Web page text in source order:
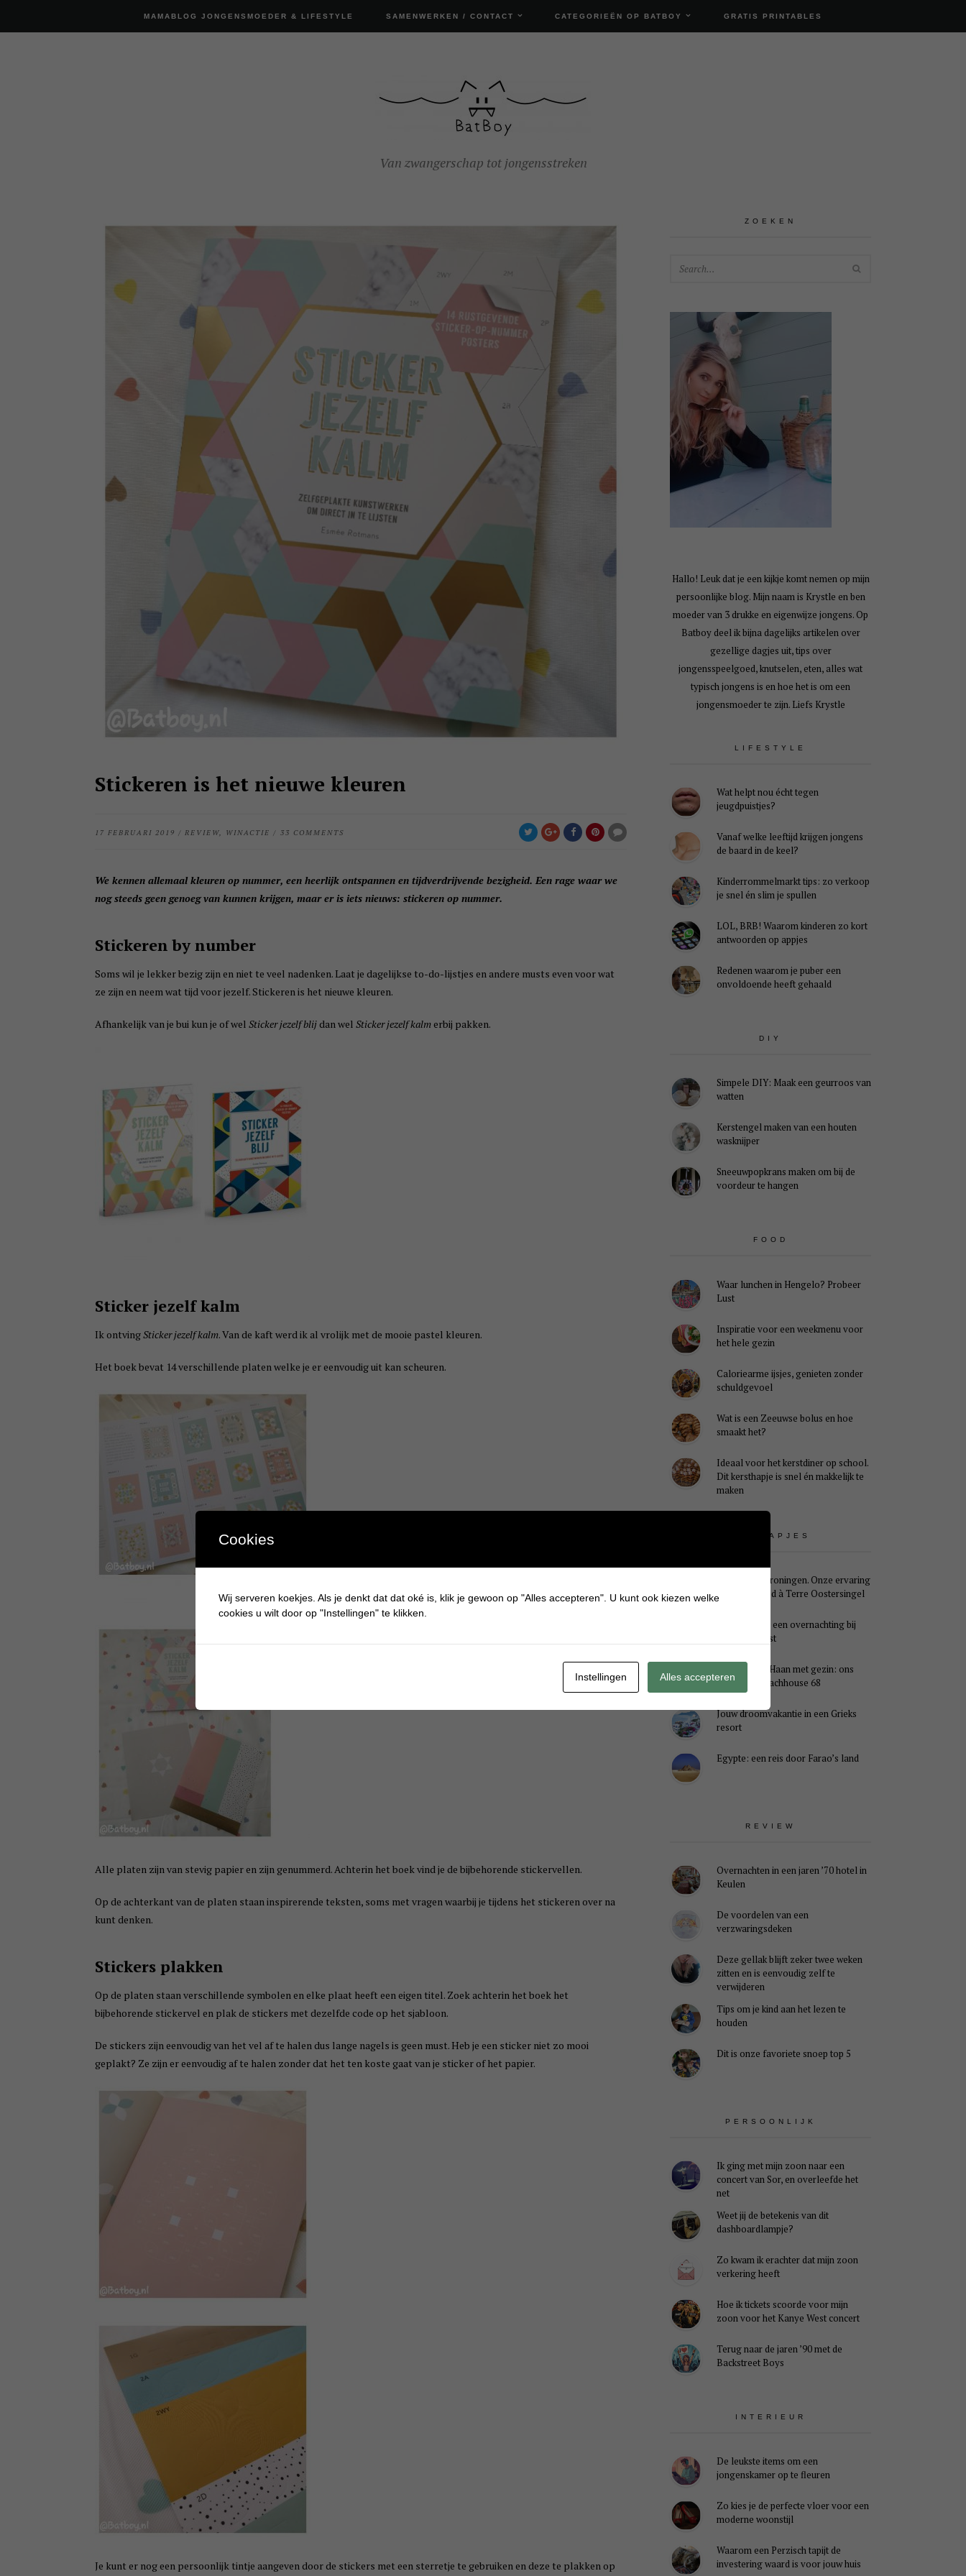
MAMABLOG JONGENSMOEDER & LIFESTYLE SAMENWERKEN / CONTACT CATEGORIEËN OP BATBOY GRATIS PRINTABLES
Van zwangerschap tot jongensstreken
Stickeren is het nieuwe kleuren
17 FEBRUARI 2019 / REVIEW, WINACTIE / 33 COMMENTS
We kennen allemaal kleuren op nummer, een heerlijk ontspannen en tijdverdrijvende bezigheid. Een rage waar we
nog steeds geen genoeg van kunnen krijgen, maar er is iets nieuws: stickeren op nummer.
Stickeren by number
Soms wil je lekker bezig zijn en niet te veel nadenken. Laat je dagelijkse to-do-lijstjes en andere musts even voor wat
ze zijn en neem wat tijd voor jezelf. Stickeren is het nieuwe kleuren.
Afhankelijk van je bui kun je of wel Sticker jezelf blijdan wel Sticker jezelf kalmerbij pakken.
Sticker jezelf kalm
Ik ontvingSticker jezelf kalm. Van de kaft werd ik al vrolijk met de mooie pastel kleuren.
Het boek bevat 14 verschillende platen welke je er eenvoudig uit kan scheuren.
Alle platen zijn van stevig papier en zijn genummerd. Achterin het boek vind je de bijbehorende stickervellen.
Op de achterkant van de platen staan inspirerende teksten, soms met vragen waarbij je tijdens het stickeren over na
kunt denken.
Stickers plakken
Op de platen staan verschillende symbolen en elke plaat heeft een eigen titel. Zoek achterin het boek het
bijbehorende stickervel en plak de stickers met dezelfde code op het sjabloon.
De stickers zijn eenvoudig van het vel af te halen dus lange nagels is geen must. Heb je een sticker niet zo mooi
geplakt? Ze zijn er eenvoudig af te halen zonder dat het ten koste gaat van je sticker of het papier.
Je kunt er nog een persoonlijk tintje aangeven door de stickers met een sterretje te gebruiken en deze te plakken op
ZOEKEN
Hallo! Leuk dat je een kijkje komt nemen op mijn
persoonlijke blog. Mijn naam is Krystle en ben
moeder van 3 drukke en eigenwijze jongens. Op
Batboy deel ik bijna dagelijks artikelen over
gezellige dagjes uit, tips over
jongensspeelgoed, knutselen, eten, alles wat
typisch jongens is en hoe het is om een
jongensmoeder te zijn. Liefs Krystle
LIFESTYLE
Wat helpt nou écht tegen
jeugdpuistjes?
Vanaf welke leeftijd krijgen jongens
de baard in de keel?
Kinderrommelmarkt tips: zo verkoop
je snel én slim je spullen
LOL, BRB! Waarom kinderen zo kort
antwoorden op appjes
Redenen waarom je puber een
onvoldoende heeft gehaald
DIY
Simpele DIY: Maak een geurroos van
watten
Kerstengel maken van een houten
wasknijper
Sneeuwpopkrans maken om bij de
voordeur te hangen
FOOD
Waar lunchen in Hengelo? Probeer
Lust
Inspiratie voor een weekmenu voor
het hele gezin
Caloriearme ijsjes, genieten zonder
schuldgevoel
Wat is een Zeeuwse bolus en hoe
smaakt het?
Ideaal voor het kerstdiner op school.
Dit kersthapje is snel én makkelijk te
maken
UITSTAPJES
Weekendje Groningen. Onze ervaring
met B&B Pied à Terre Oostersingel
Genieten van een overnachting bij
B&B Landlust
Midweek De Haan met gezin: ons
verblijf in Beachhouse 68
Jouw droomvakantie in een Grieks
resort
Egypte: een reis door Farao’s land
REVIEW
Overnachten in een jaren ’70 hotel in
Keulen
De voordelen van een
verzwaringsdeken
Deze gellak blijft zeker twee weken
zitten en is eenvoudig zelf te
verwijderen
Tips om je kind aan het lezen te
houden
Dit is onze favoriete snoep top 5
PERSOONLIJK
Ik ging met mijn zoon naar een
concert van Sor, en overleefde het
net
Weet jij de betekenis van dit
dashboardlampje?
Zo kwam ik erachter dat mijn zoon
verkering heeft
Hoe ik tickets scoorde voor mijn
zoon voor het Kanye West concert
Terug naar de jaren ’90 met de
Backstreet Boys
INTERIEUR
De leukste items om een
jongenskamer op te fleuren
Zo kies je de perfecte vloer voor een
moderne woonstijl
Waarom een Perzisch tapijt de
investering waard is voor jouw huis
Cookies
Wij serveren koekjes. Als je denkt dat dat oké is, klik je gewoon op "Alles accepteren". U kunt ook kiezen welke
cookies u wilt door op "Instellingen" te klikken.
Instellingen Alles accepteren